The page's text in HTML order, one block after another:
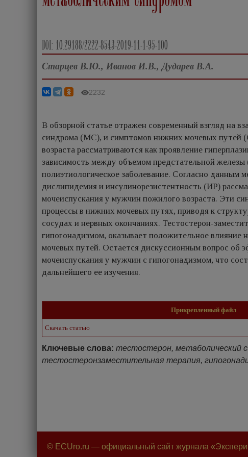
DOI: 10.29188/2222-8543-2019-11-1-95-100
Старцев В.Ю., Иванов И.В., Дударев В.А.
2232
В обзорной статье отражен современный взгляд на
синдрома (МС), и симптомов нижних мочевых
возраста рассматриваются как проявление
зависимость между объемом предстательной
полиэтиологическое заболевание. Согласно данным
дислипидемия и инсулинорезистентность (ИР)
мочеиспускания у мужчин пожилого возраста. Эти
процессы в нижних мочевых путях, приводя к
сосудах и нервных окончаниях. Тестостерон-
гипогонадизмом, оказывает положительное
мочевых путей. Остается дискуссионным вопрос об
мочеиспускания у мужчин с гипогонадизмом, что
дальнейшего ее изучения.
Прикрепленный файл
Скачать статью
Ключевые слова: тестостерон, метаболический
тестостеронзаместительная терапия,
© ECUro.ru — официальный сайт журнала